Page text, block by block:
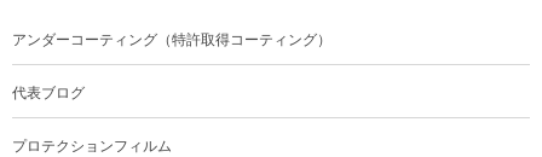
アンダーコーティング（特許取得コーティング）
代表ブログ
プロテクションフィルム